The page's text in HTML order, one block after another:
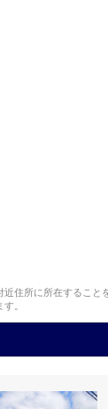
住所に所在すること
。